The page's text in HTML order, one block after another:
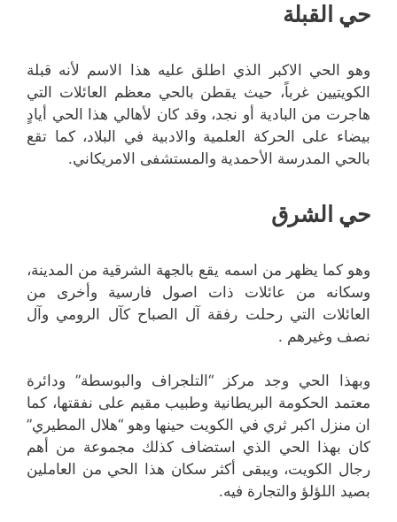
حي القبلة
وهو الحي الاكبر الذي اطلق عليه هذا الاسم لأنه قبلة
الكويتيين غرباً، حيث يقطن بالحي معظم العائلات التي
هاجرت من البادية أو نجد، وقد كان لأهالي هذا الحي أيادٍ
بيضاء على الحركة العلمية والادبية في البلاد، كما تقع
بالحي المدرسة الأحمدية والمستشفى الامريكاني.
حي الشرق
وهو كما يظهر من اسمه يقع بالجهة الشرقية من المدينة،
وسكانه من عائلات ذات اصول فارسية وأخرى من
العائلات التي رحلت رفقة آل الصباح كآل الرومي وآل
نصف وغيرهم .
وبهذا الحي وجد مركز “التلجراف والبوسطة” ودائرة
معتمد الحكومة البريطانية وطبيب مقيم على نفقتها، كما
ان منزل اكبر ثري في الكويت حينها وهو “هلال المطيري”
كان بهذا الحي الذي استضاف كذلك مجموعة من أهم
رجال الكويت، ويبقى أكثر سكان هذا الحي من العاملين
بصيد اللؤلؤ والتجارة فيه.